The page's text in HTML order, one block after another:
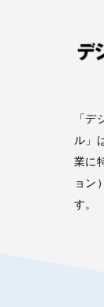
「
ル」
業に
ョン
す。